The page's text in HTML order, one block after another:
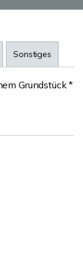
Sonstiges
Grundstück *